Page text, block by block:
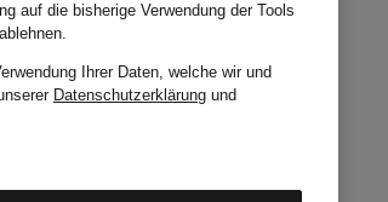
auf die bisherige Verwendung der Tools
Ihrer Daten, welche wir und
Datenschutzerklärung und